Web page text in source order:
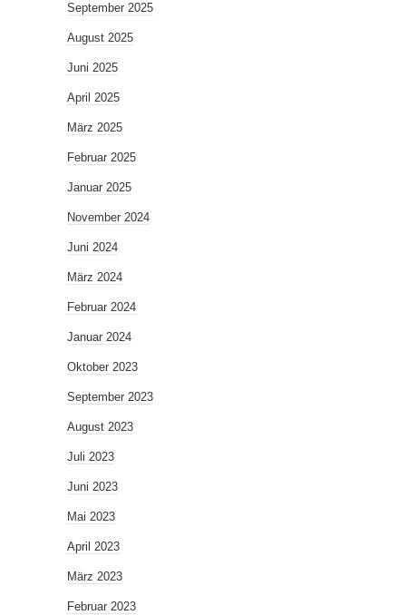
September 2025
August 2025
Juni 2025
April 2025
März 2025
Februar 2025
Januar 2025
November 2024
Juni 2024
März 2024
Februar 2024
Januar 2024
Oktober 2023
September 2023
August 2023
Juli 2023
Juni 2023
Mai 2023
April 2023
März 2023
Februar 2023